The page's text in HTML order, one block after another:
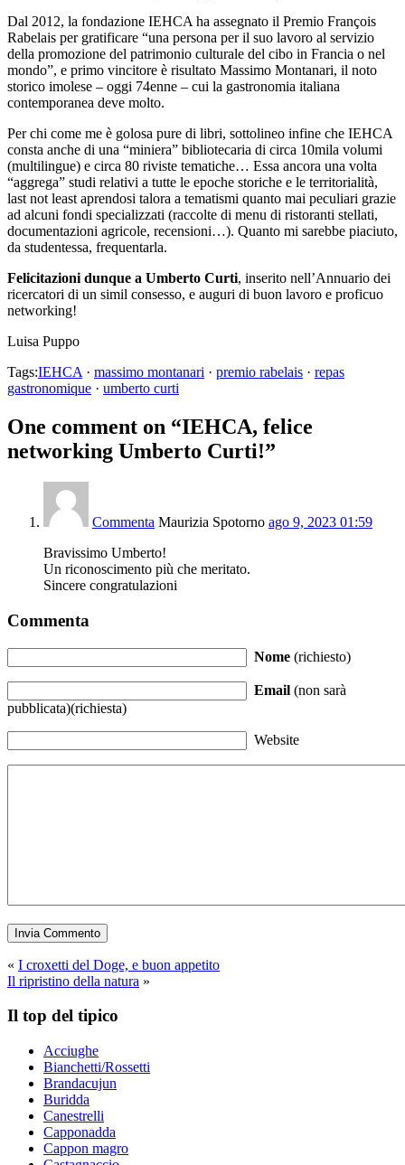
Dal 2012, la fondazione IEHCA ha assegnato il Premio François
Rabelais per gratificare “una persona per il suo lavoro al servizio
della promozione del patrimonio culturale del cibo in Francia o nel
mondo”, e primo vincitore è risultato Massimo Montanari, il noto
storico imolese – oggi 74enne – cui la gastronomia italiana
contemporanea deve molto.
Per chi come me è golosa pure di libri, sottolineo infine che IEHCA
consta anche di una “miniera” bibliotecaria di circa 10mila volumi
(multilingue) e circa 80 riviste tematiche… Essa ancora una volta
“aggrega” studi relativi a tutte le epoche storiche e le territorialità,
last not least aprendosi talora a tematismi quanto mai peculiari grazie
ad alcuni fondi specializzati (raccolte di menu di ristoranti stellati,
documentazioni agricole, recensioni…). Quanto mi sarebbe piaciuto,
da studentessa, frequentarla.
Felicitazioni dunque a Umberto Curti, inserito nell’Annuario dei
ricercatori di un simil consesso, e auguri di buon lavoro e proficuo
networking!
Luisa Puppo
Tags:IEHCA · massimo montanari · premio rabelais · repas
gastronomique · umberto curti
One comment on “IEHCA, felice
networking Umberto Curti!”
Commenta Maurizia Spotorno ago 9, 2023 01:59
Bravissimo Umberto!
Un riconoscimento più che meritato.
Sincere congratulazioni
Commenta
Nome (richiesto)
Email (non sarà
pubblicata)(richiesta)
Website
« I croxetti del Doge, e buon appetito
Il ripristino della natura »
Il top del tipico
Acciughe
Bianchetti/Rossetti
Brandacujun
Buridda
Canestrelli
Capponadda
Cappon magro